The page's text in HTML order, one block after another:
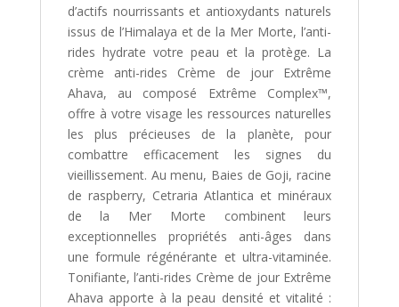
d’actifs nourrissants et antioxydants naturels
issus de l’Himalaya et de la Mer Morte, l’anti-
rides hydrate votre peau et la protège. La
crème anti-rides Crème de jour Extrême
Ahava, au composé Extrême Complex™,
offre à votre visage les ressources naturelles
les plus précieuses de la planète, pour
combattre efficacement les signes du
vieillissement. Au menu, Baies de Goji, racine
de raspberry, Cetraria Atlantica et minéraux
de la Mer Morte combinent leurs
exceptionnelles propriétés anti-âges dans
une formule régénérante et ultra-vitaminée.
Tonifiante, l’anti-rides Crème de jour Extrême
Ahava apporte à la peau densité et vitalité :